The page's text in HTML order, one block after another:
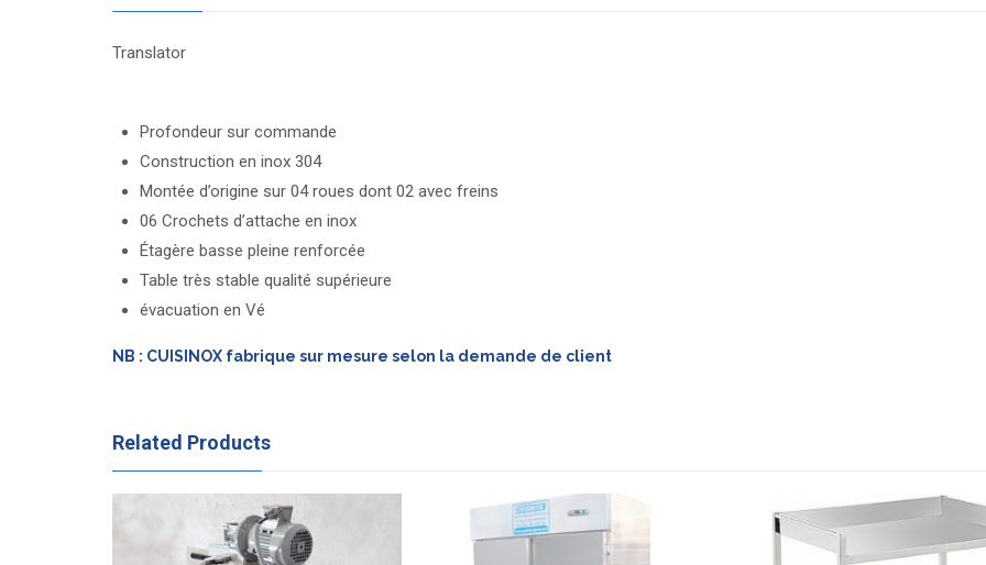
Translator
Profondeur sur commande
Construction en inox 304
Montée d’origine sur 04 roues dont 02 avec freins
06 Crochets d’attache en inox
Étagère basse pleine renforcée
Table très stable qualité supérieure
évacuation en Vé
NB : CUISINOX fabrique sur mesure selon la demande de client
Related Products